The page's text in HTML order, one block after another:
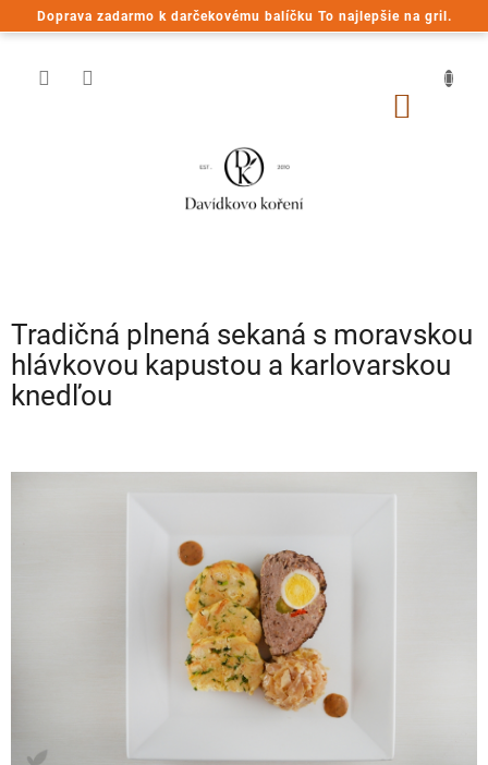
Doprava zadarmo k darčekovému balíčku To najlepšie na gril.
Prejsť
na
Tradičná plnená sekaná s moravskou
hlávkovou kapustou a karlovarskou
knedľou